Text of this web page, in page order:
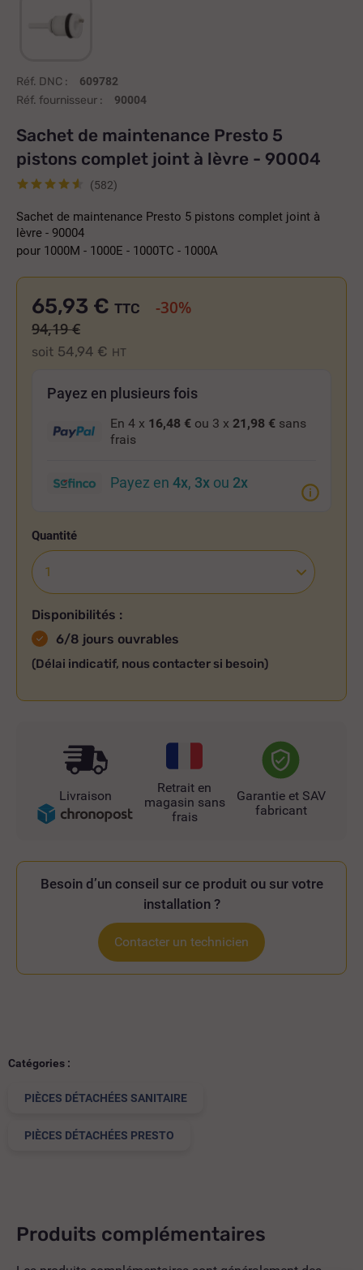
Réf. DNC : 609782
Réf. fournisseur : 90004
Sachet de maintenance Presto 5
pistons complet joint à lèvre - 90004
(582)
Sachet de maintenance Presto 5 pistons complet joint à
lèvre - 90004
pour 1000M - 1000E - 1000TC - 1000A
65,93 €
soit 54,94 € HT
TTC -30%
94,19 €
Payez en plusieurs fois
En 4 x 16,48 € ou 3 x 21,98 € sans
frais
Payez en 4x, 3x ou 2x
Quantité
Disponibilités :
6/8 jours ouvrables
(Délai indicatif, nous contacter si besoin)
Livraison
Retrait en
magasin sans
frais
Garantie et SAV
fabricant
Besoin d’un conseil sur ce produit ou sur votre
installation ?
Contacter un technicien
Catégories :
PIÈCES DÉTACHÉES SANITAIRE
PIÈCES DÉTACHÉES PRESTO
Produits complémentaires